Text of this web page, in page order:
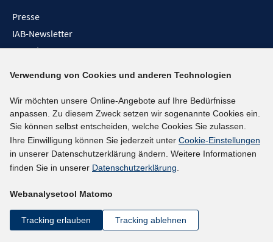
Presse
IAB-Newsletter
Kontakt
Rechtliche Links
Impressum
Datenschutzerklärung
Erklärung zur Barrierefreiheit
Barrieren melden
Social-Media-Kanäle
BlueSky
YouTube
Verwendung von Cookies und anderen Technologien
Wir möchten unsere Online-Angebote auf Ihre Bedürfnisse
anpassen. Zu diesem Zweck setzen wir sogenannte Cookies ein.
Sie können selbst entscheiden, welche Cookies Sie zulassen.
Ihre Einwilligung können Sie jederzeit unter Cookie-Einstellungen
in unserer Datenschutzerklärung ändern. Weitere Informationen
finden Sie in unserer Datenschutzerklärung.
Webanalysetool Matomo
Tracking erlauben Tracking ablehnen